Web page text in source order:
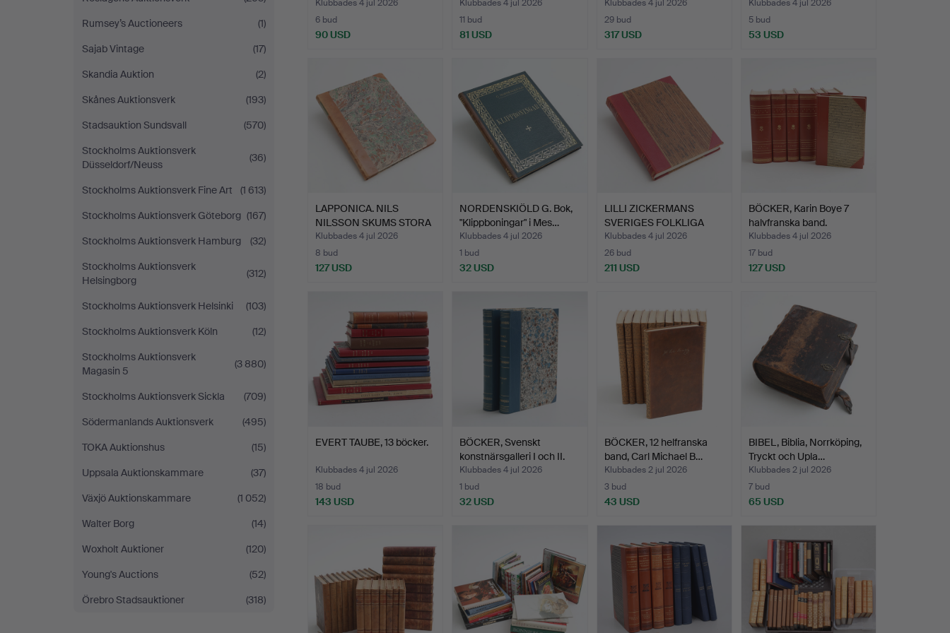
Rumsey’s Auctioneers
(1)
Sajab Vintage
(17)
Skandia Auktion
(2)
Skånes Auktionsverk
(193)
Stadsauktion Sundsvall
(570)
Stockholms Auktionsverk
Düsseldorf/Neuss
(36)
Stockholms Auktionsverk Fine Art
(1 613)
Stockholms Auktionsverk Göteborg (167)
Stockholms Auktionsverk Hamburg
(32)
Stockholms Auktionsverk
Helsingborg
(312)
Stockholms Auktionsverk Helsinki
(103)
Stockholms Auktionsverk Köln
(12)
Stockholms Auktionsverk
Magasin 5
(3 880)
Stockholms Auktionsverk Sickla
(709)
Södermanlands Auktionsverk
(495)
TOKA Auktionshus
(15)
Uppsala Auktionskammare
(37)
Växjö Auktionskammare
(1 052)
Walter Borg
(14)
Woxholt Auktioner
(120)
Young's Auctions
(52)
Örebro Stadsauktioner
(318)
Åhle…
Klubbades 4 jul 2026
6 bud
90 USD
Klubbades 4 jul 2026
11 bud
81 USD
Klubbades 4 jul 2026
29 bud
317 USD
Klubbades 4 jul 2026
5 bud
53 USD
LAPPONICA. NILS
NILSSON SKUMS STORA
BOK OM…
Klubbades 4 jul 2026
8 bud
127 USD
NORDENSKIÖLD G. Bok,
"Klippboningar" i Mes…
Klubbades 4 jul 2026
1 bud
32 USD
LILLI ZICKERMANS
SVERIGES FOLKLIGA
TEXTILK…
Klubbades 4 jul 2026
26 bud
211 USD
BÖCKER, Karin Boye 7
halvfranska band.
Klubbades 4 jul 2026
17 bud
127 USD
EVERT TAUBE, 13 böcker.
Klubbades 4 jul 2026
18 bud
143 USD
BÖCKER, Svenskt
konstnärsgalleri I och II.
Klubbades 4 jul 2026
1 bud
32 USD
BÖCKER, 12 helfranska
band, Carl Michael B…
Klubbades 2 jul 2026
3 bud
43 USD
BIBEL, Biblia, Norrköping,
Tryckt och Upla…
Klubbades 2 jul 2026
7 bud
65 USD